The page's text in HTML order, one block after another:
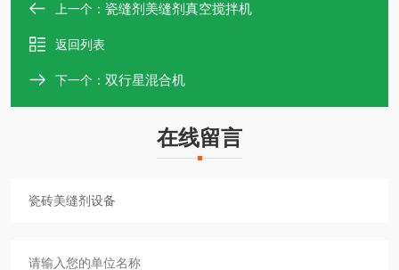
上一个： 瓷缝剂美缝剂真空搅拌机
返回列表
下一个： 双行星混合机
在线留言